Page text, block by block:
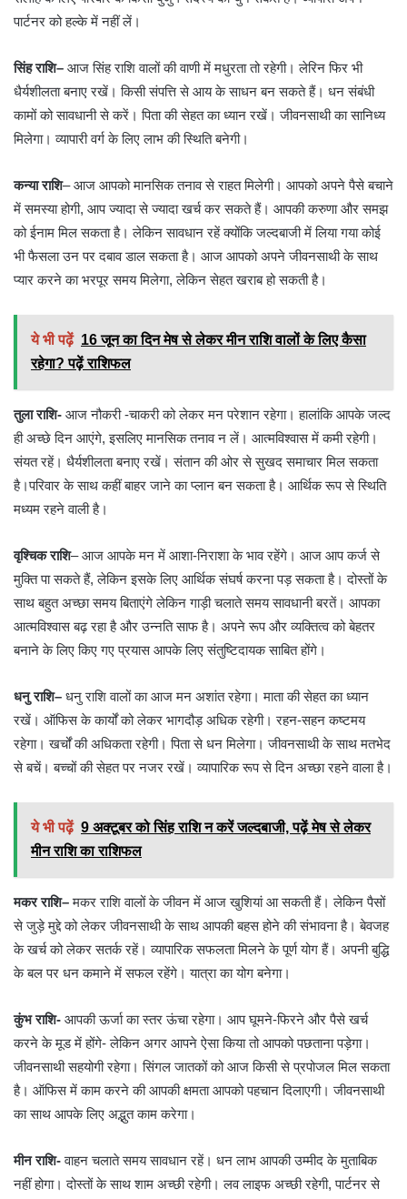
पार्टनर को हल्के में नहीं लें।
सिंह राशि– आज सिंह राशि वालों की वाणी में मधुरता तो रहेगी। लेरिन फिर भी
धैर्यशीलता बनाए रखें। किसी संपत्ति से आय के साधन बन सकते हैं। धन संबंधी
कामों को सावधानी से करें। पिता की सेहत का ध्यान रखें। जीवनसाथी का सानिध्य
मिलेगा। व्यापारी वर्ग के लिए लाभ की स्थिति बनेगी।
कन्या राशि– आज आपको मानसिक तनाव से राहत मिलेगी। आपको अपने पैसे बचाने
में समस्या होगी, आप ज्यादा से ज्यादा खर्च कर सकते हैं। आपकी करुणा और समझ
को ईनाम मिल सकता है। लेकिन सावधान रहें क्योंकि जल्दबाजी में लिया गया कोई
भी फैसला उन पर दबाव डाल सकता है। आज आपको अपने जीवनसाथी के साथ
प्यार करने का भरपूर समय मिलेगा, लेकिन सेहत खराब हो सकती है।
ये भी पढ़ें 16 जून का दिन मेष से लेकर मीन राशि वालों के लिए कैसा
रहेगा? पढ़ें राशिफल
तुला राशि- आज नौकरी -चाकरी को लेकर मन परेशान रहेगा। हालांकि आपके जल्द
ही अच्छे दिन आएंगे, इसलिए मानसिक तनाव न लें। आत्मविश्वास में कमी रहेगी।
संयत रहें। धैर्यशीलता बनाए रखें। संतान की ओर से सुखद समाचार मिल सकता
है।परिवार के साथ कहीं बाहर जाने का प्लान बन सकता है। आर्थिक रूप से स्थिति
मध्यम रहने वाली है।
वृश्चिक राशि– आज आपके मन में आशा-निराशा के भाव रहेंगे। आज आप कर्ज से
मुक्ति पा सकते हैं, लेकिन इसके लिए आर्थिक संघर्ष करना पड़ सकता है। दोस्तों के
साथ बहुत अच्छा समय बिताएंगे लेकिन गाड़ी चलाते समय सावधानी बरतें। आपका
आत्मविश्वास बढ़ रहा है और उन्नति साफ है। अपने रूप और व्यक्तित्व को बेहतर
बनाने के लिए किए गए प्रयास आपके लिए संतुष्टिदायक साबित होंगे।
धनु राशि– धनु राशि वालों का आज मन अशांत रहेगा। माता की सेहत का ध्यान
रखें। ऑफिस के कार्यों को लेकर भागदौड़ अधिक रहेगी। रहन-सहन कष्टमय
रहेगा। खर्चों की अधिकता रहेगी। पिता से धन मिलेगा। जीवनसाथी के साथ मतभेद
से बचें। बच्चों की सेहत पर नजर रखें। व्यापारिक रूप से दिन अच्छा रहने वाला है।
ये भी पढ़ें 9 अक्टूबर को सिंह राशि न करें जल्दबाजी, पढ़ें मेष से लेकर
मीन राशि का राशिफल
मकर राशि–मकर राशि वालों के जीवन में आज खुशियां आ सकती हैं। लेकिन पैसों
से जुड़े मुद्दे को लेकर जीवनसाथी के साथ आपकी बहस होने की संभावना है। बेवजह
के खर्च को लेकर सतर्क रहें। व्यापारिक सफलता मिलने के पूर्ण योग हैं। अपनी बुद्धि
के बल पर धन कमाने में सफल रहेंगे। यात्रा का योग बनेगा।
कुंभ राशि- आपकी ऊर्जा का स्तर ऊंचा रहेगा। आप घूमने-फिरने और पैसे खर्च
करने के मूड में होंगे- लेकिन अगर आपने ऐसा किया तो आपको पछताना पड़ेगा।
जीवनसाथी सहयोगी रहेगा। सिंगल जातकों को आज किसी से प्रपोजल मिल सकता
है। ऑफिस में काम करने की आपकी क्षमता आपको पहचान दिलाएगी। जीवनसाथी
का साथ आपके लिए अद्भुत काम करेगा।
मीन राशि-वाहन चलाते समय सावधान रहें। धन लाभ आपकी उम्मीद के मुताबिक
नहीं होगा। दोस्तों के साथ शाम अच्छी रहेगी। लव लाइफ अच्छी रहेगी, पार्टनर से